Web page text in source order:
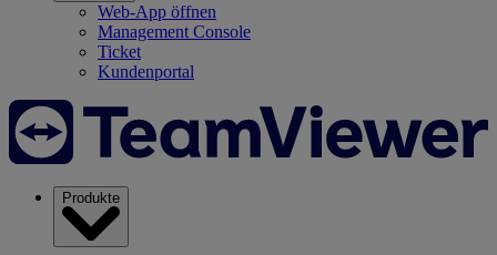
Web-App öffnen
Management Console
Ticket
Kundenportal
Produkte